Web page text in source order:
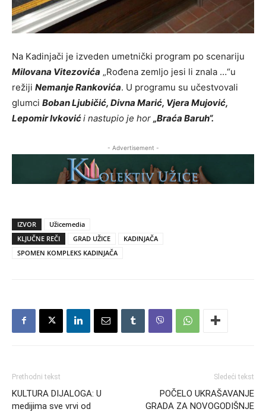
Na Kadinjači je izveden umetnički program po scenariju
Milovana Vitezovića „Rođena zemljo jesi li znala …“u
režiji Nemanje Rankovića. U programu su učestvovali
glumci Boban Ljubičić, Divna Marić, Vjera Mujović,
Lepomir Ivkovići nastupio je hor „Braća Baruh“.
- Advertisement -
IZVOR
Užicemedia
KLJUČNE REČI
GRAD UŽICE
KADINJAČA
SPOMEN KOMPLEKS KADINJAČA
Prethodni tekst
KULTURA DIJALOGA: U
medijima sve vrvi od
Sledeći tekst
POČELO UKRAŠAVANJE
GRADA ZA NOVOGODIŠNJE